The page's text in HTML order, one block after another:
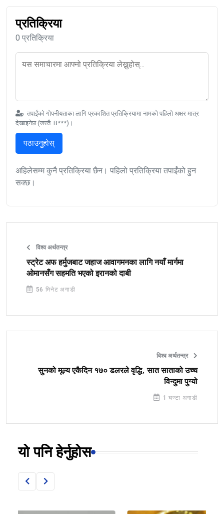
प्रतिक्रिया
0 प्रतिक्रिया
तपाईंको गोपनीयताका लागि प्रकाशित प्रतिक्रियामा नामको पहिलो अक्षर मात्र
देखाइनेछ (जस्तै: B***)।
पठाउनुहोस्
अहिलेसम्म कुनै प्रतिक्रिया छैन। पहिलो प्रतिक्रिया तपाईंको हुन
सक्छ।
विश्व अर्थतन्त्र
स्ट्रेट अफ हर्मुजबाट जहाज आवागमनका लागि नयाँ मार्गमा
ओमानसँग सहमति भएको इरानको दाबी
56 मिनेट अगाडी
विश्व अर्थतन्त्र
सुनको मूल्य एकैदिन १७० डलरले वृद्धि, सात साताको उच्च
विन्दुमा पुग्यो
1 घण्टा अगाडी
यो पनि हेर्नुहोस